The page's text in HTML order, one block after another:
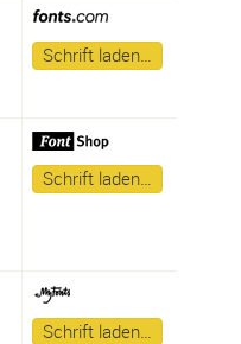
Schrift laden…
Schrift laden…
Schrift laden…